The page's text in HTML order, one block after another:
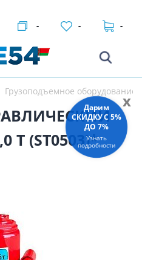
- - -
Грузоподъемное оборудование
Т (ST0503)*
x
Дарим
СКИДКУ C 5%
ДО 7%
Узнать
подробности